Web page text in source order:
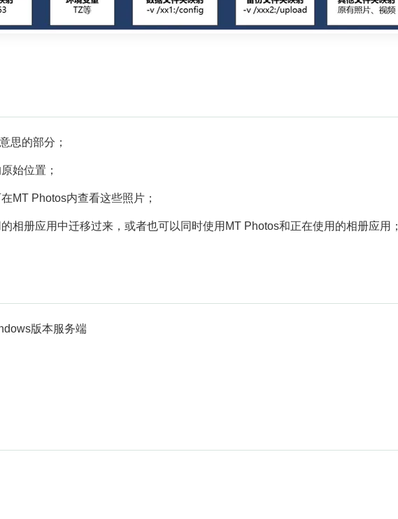
思的部分；
始位置；
MT Photos内查看这些照片；
相册应用中迁移过来，或者也可以同时使用MT Photos和正在使用的相册应用；
版本服务端